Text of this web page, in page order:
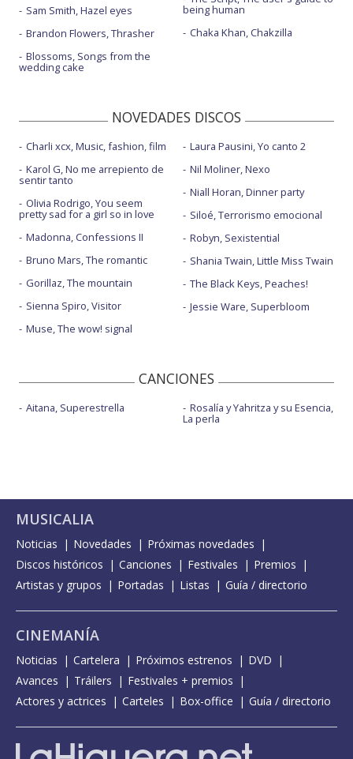
Sam Smith, Hazel eyes
Brandon Flowers, Thrasher
Blossoms, Songs from the
wedding cake
being human
Chaka Khan, Chakzilla
NOVEDADES DISCOS
Charli xcx, Music, fashion, film
Karol G, No me arrepiento de
sentir tanto
Olivia Rodrigo, You seem
pretty sad for a girl so in love
Madonna, Confessions II
Bruno Mars, The romantic
Gorillaz, The mountain
Sienna Spiro, Visitor
Muse, The wow! signal
Laura Pausini, Yo canto 2
Nil Moliner, Nexo
Niall Horan, Dinner party
Siloé, Terrorismo emocional
Robyn, Sexistential
Shania Twain, Little Miss Twain
The Black Keys, Peaches!
Jessie Ware, Superbloom
CANCIONES
Aitana, Superestrella Rosalía y Yahritza y su Esencia,
La perla
MUSICALIA
Noticias Novedades
Próximas novedades
Discos históricos
Canciones Festivales
Premios
Artistas y grupos
Portadas Listas Guía / directorio
CINEMANÍA
Noticias Cartelera Próximos estrenos
DVD
Avances
Tráilers
Festivales + premios
Actores y actrices
Carteles Box-office Guía / directorio